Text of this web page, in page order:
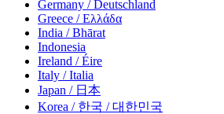
Germany / Deutschland
Greece / Ελλάδα
India / Bhārat
Indonesia
Ireland / Éire
Italy / Italia
Japan / 日本
Korea / 한국 / 대한민국